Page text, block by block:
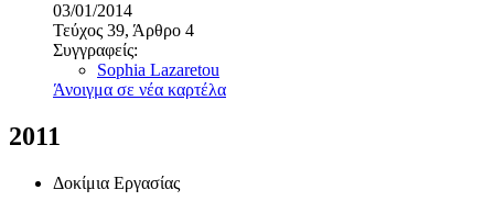
03/01/2014
Τεύχος 39, Άρθρο 4
Συγγραφείς:
Sophia Lazaretou
Άνοιγμα σε νέα καρτέλα
2011
Δοκίμια Εργασίας